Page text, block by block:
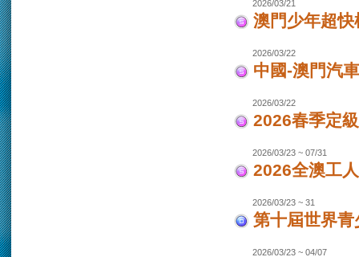
2026/03/21
澳門少年超快
2026/03/22
中國-澳門汽
2026/03/22
2026春季定
2026/03/23 ~ 07/31
2026全澳工
2026/03/23 ~ 31
第十屆世界
2026/03/23 ~ 04/07